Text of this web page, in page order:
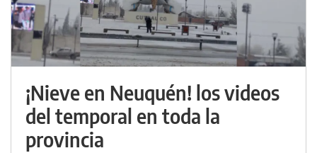
¡Nieve en Neuquén! los videos
del temporal en toda la
provincia